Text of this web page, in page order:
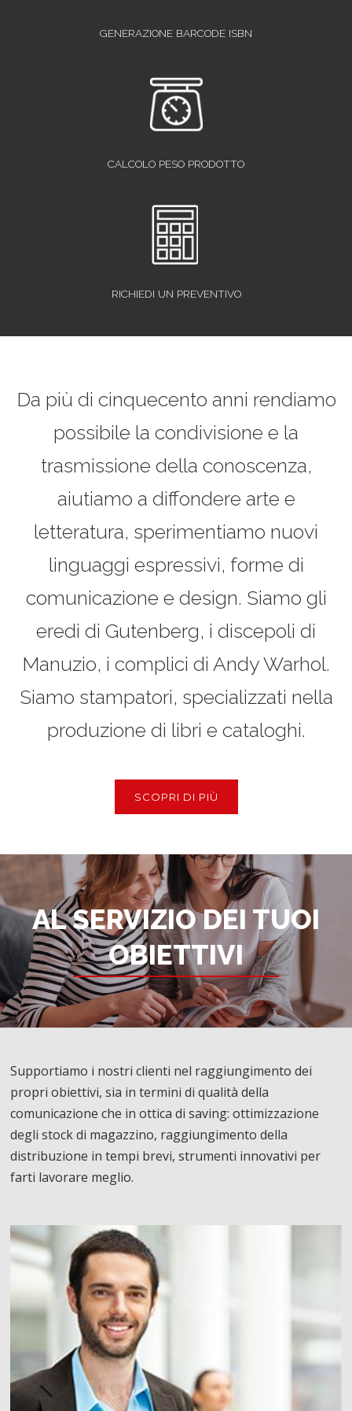
GENERAZIONE BARCODE ISBN
CALCOLO PESO PRODOTTO
RICHIEDI UN PREVENTIVO
Da più di cinquecento anni rendiamo
possibile la condivisione e la
trasmissione della conoscenza,
aiutiamo a diffondere arte e
letteratura, sperimentiamo nuovi
linguaggi espressivi, forme di
comunicazione e design. Siamo gli
eredi di Gutenberg, i discepoli di
Manuzio, i complici di Andy Warhol.
Siamo stampatori, specializzati nella
produzione di libri e cataloghi.
SCOPRI DI PIÙ
AL SERVIZIO DEI TUOI
OBIETTIVI
Supportiamo i nostri clienti nel raggiungimento dei
propri obiettivi, sia in termini di qualità della
comunicazione che in ottica di saving: ottimizzazione
degli stock di magazzino, raggiungimento della
distribuzione in tempi brevi, strumenti innovativi per
farti lavorare meglio.